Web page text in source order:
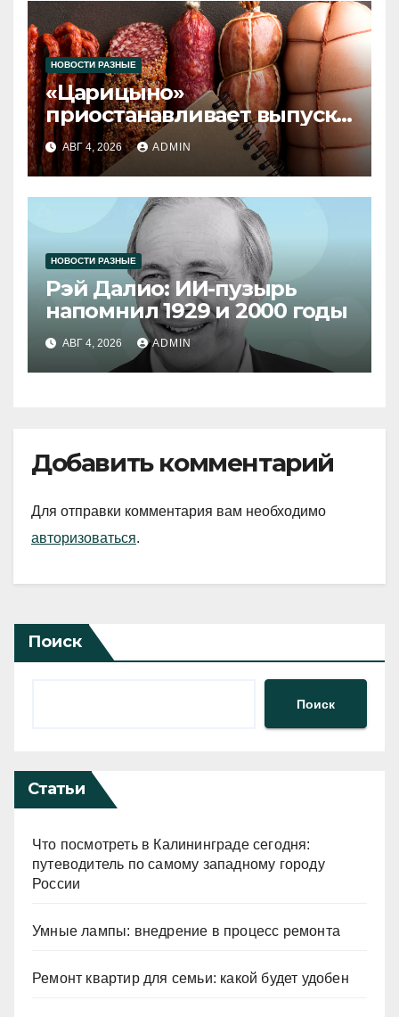
НОВОСТИ РАЗНЫЕ
«Царицыно»
приостанавливает выпуск
продукции
АВГ 4, 2026 ADMIN
НОВОСТИ РАЗНЫЕ
Рэй Далио: ИИ-пузырь
напомнил 1929 и 2000 годы
АВГ 4, 2026 ADMIN
Добавить комментарий
Для отправки комментария вам необходимо
авторизоваться.
Поиск
Поиск
Статьи
Что посмотреть в Калининграде сегодня:
путеводитель по самому западному городу
России
Умные лампы: внедрение в процесс ремонта
Ремонт квартир для семьи: какой будет удобен